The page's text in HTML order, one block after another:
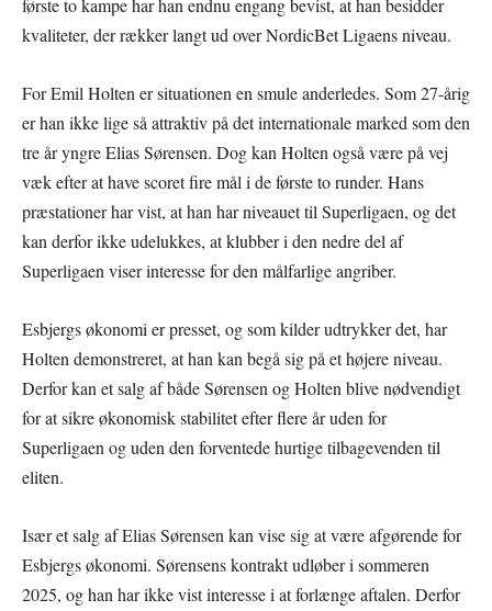
første to kampe har han endnu engang bevist, at han besidder
kvaliteter, der rækker langt ud over NordicBet Ligaens niveau.
For Emil Holten er situationen en smule anderledes. Som 27-årig
er han ikke lige så attraktiv på det internationale marked som den
tre år yngre Elias Sørensen. Dog kan Holten også være på vej
væk efter at have scoret fire mål i de første to runder. Hans
præstationer har vist, at han har niveauet til Superligaen, og det
kan derfor ikke udelukkes, at klubber i den nedre del af
Superligaen viser interesse for den målfarlige angriber.
Esbjergs økonomi er presset, og som kilder udtrykker det, har
Holten demonstreret, at han kan begå sig på et højere niveau.
Derfor kan et salg af både Sørensen og Holten blive nødvendigt
for at sikre økonomisk stabilitet efter flere år uden for
Superligaen og uden den forventede hurtige tilbagevenden til
eliten.
Især et salg af Elias Sørensen kan vise sig at være afgørende for
Esbjergs økonomi. Sørensens kontrakt udløber i sommeren
2025, og han har ikke vist interesse i at forlænge aftalen. Derfor